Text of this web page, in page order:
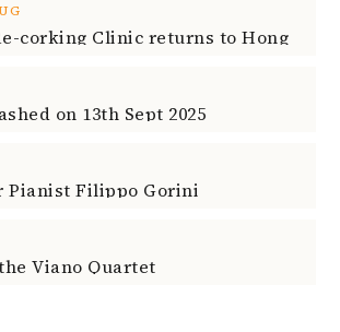
on 13th Sept 2025
Pianist Filippo Gorini
Viano Quartet